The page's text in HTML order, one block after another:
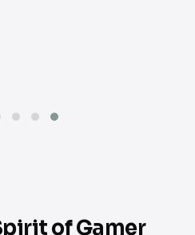
of Gamer